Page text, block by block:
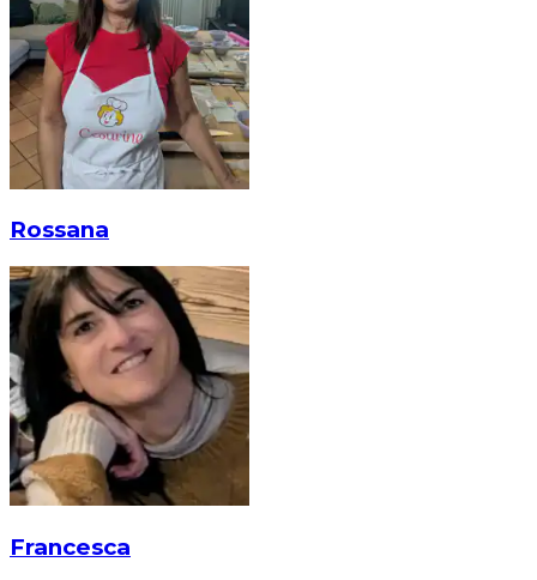
Rossana
Francesca